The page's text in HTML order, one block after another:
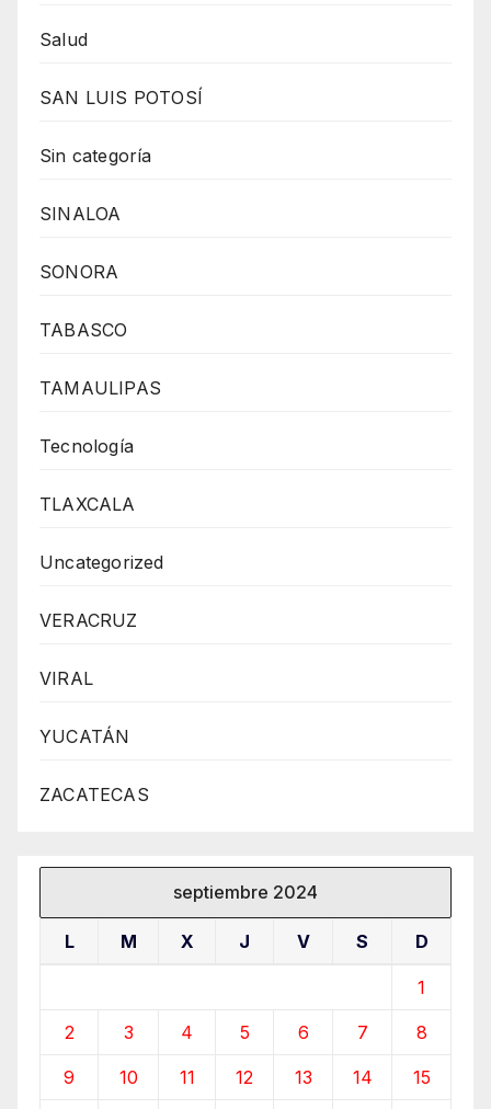
Salud
SAN LUIS POTOSÍ
Sin categoría
SINALOA
SONORA
TABASCO
TAMAULIPAS
Tecnología
TLAXCALA
Uncategorized
VERACRUZ
VIRAL
YUCATÁN
ZACATECAS
septiembre 2024
L M X J V S D
1
2 3 4 5 6 7 8
9 10 11 12 13 14 15